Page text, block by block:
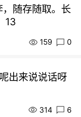
随存随取。长
13
159 0
出来说说话呀
314 6